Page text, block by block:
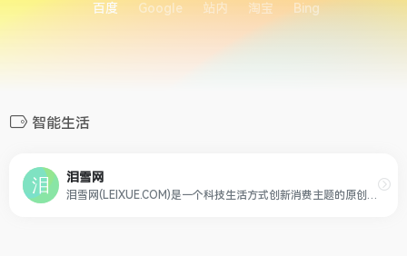
百度 Google 站内 淘宝 Bing
智能生活
泪雪网